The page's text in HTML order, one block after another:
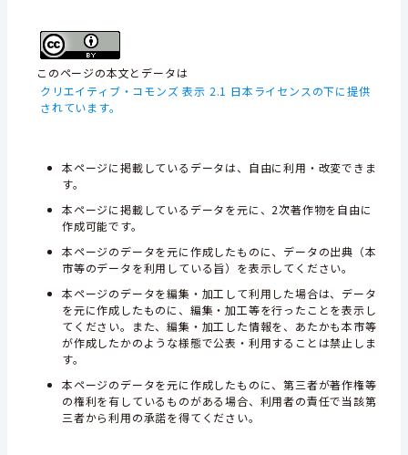
このページの本文とデータは
クリエイティブ・コモンズ 表示 2.1 日本ライセンスの下に提供
されています。
本ページに掲載しているデータは、自由に利用・改変できま
す。
本ページに掲載しているデータを元に、2次著作物を自由に
作成可能です。
本ページのデータを元に作成したものに、データの出典（本
市等のデータを利用している旨）を表示してください。
本ページのデータを編集・加工して利用した場合は、データ
を元に作成したものに、編集・加工等を行ったことを表示し
てください。また、編集・加工した情報を、あたかも本市等
が作成したかのような様態で公表・利用することは禁止しま
す。
本ページのデータを元に作成したものに、第三者が著作権等
の権利を有しているものがある場合、利用者の責任で当該第
三者から利用の承諾を得てください。